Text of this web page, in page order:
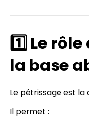
1️⃣ Le
la base
Le pétrissage est la
Il permet :